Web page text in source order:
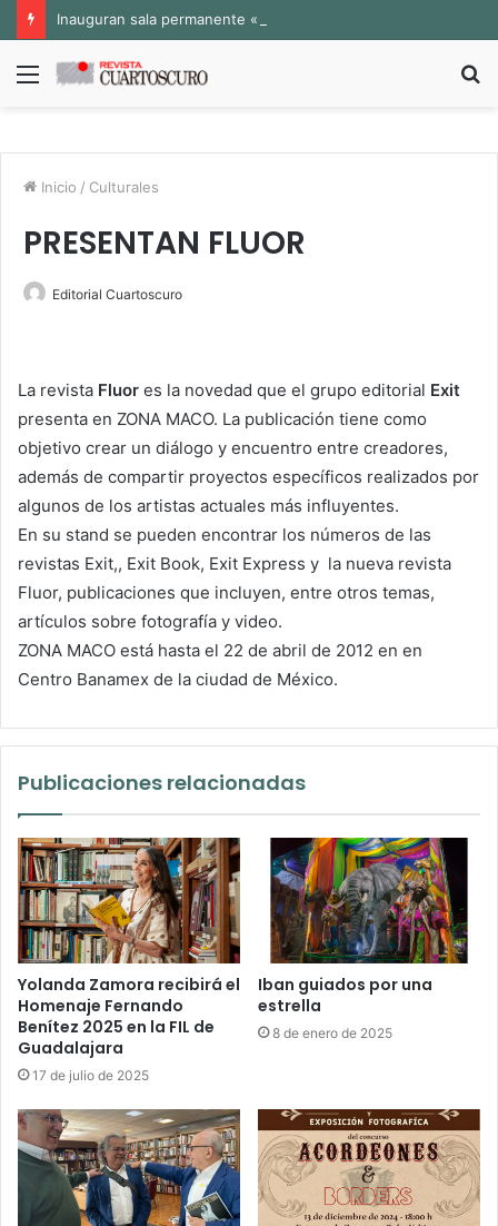
Menú
Inicio / Culturales
PRESENTAN FLUOR
Editorial Cuartoscuro
La revista Fluor es la novedad que el grupo editorial Exit
presenta en ZONA MACO. La publicación tiene como
objetivo crear un diálogo y encuentro entre creadores,
además de compartir proyectos específicos realizados por
algunos de los artistas actuales más influyentes.
En su stand se pueden encontrar los números de las
revistas Exit,, Exit Book, Exit Express y la nueva revista
Fluor, publicaciones que incluyen, entre otros temas,
artículos sobre fotografía y video.
ZONA MACO está hasta el 22 de abril de 2012 en en
Centro Banamex de la ciudad de México.
Publicaciones relacionadas
Yolanda Zamora recibirá el
Homenaje Fernando
Benítez 2025 en la FIL de
Guadalajara
17 de julio de 2025
Iban guiados por una
estrella
8 de enero de 2025